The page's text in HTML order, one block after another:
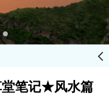
󰊒
堂笔记★风水篇